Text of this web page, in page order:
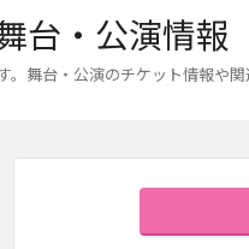
台・公演情報
舞台・公演のチケット情報や